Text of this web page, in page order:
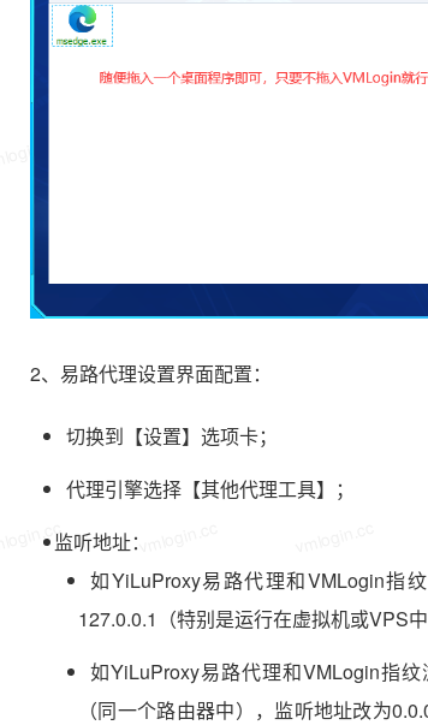
2、易路代理设置界面配置：
切换到【设置】选项卡；
代理引擎选择【其他代理工具】；
监听地址：
如YiLuProxy易路代理和VMLogin指
127.0.0.1（特别是运行在虚拟机或VPS
如YiLuProxy易路代理和VMLogin指
（同一个路由器中），监听地址改为
vmlogin.cc vmlogin.cc